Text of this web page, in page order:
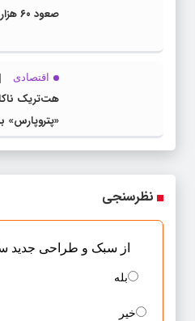
صعود ۶۰ هزار واحدی شاخص بورس
اقتصادی
هت‌تریک
«پتروپارس»
می‌کند
نظرسنجی
از سبک و طراحی جدید
بله
خیر